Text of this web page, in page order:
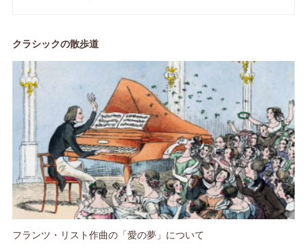
クラシックの散歩道
フランツ・リスト作曲の「愛の夢」について